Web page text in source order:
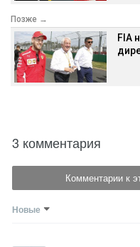
Позже →
FIA
3 комментария
Комментарии к
Новые